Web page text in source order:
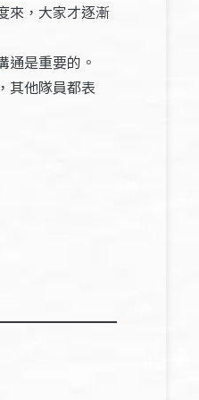
來，大家才逐漸
通是重要的。
其他隊員都表